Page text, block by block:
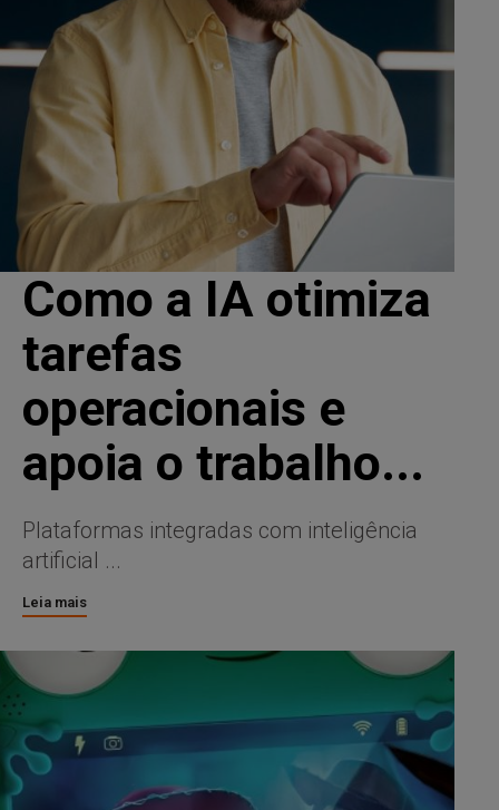
Como a IA otimiza
tarefas
operacionais e
apoia o trabalho...
Plataformas integradas com inteligência
artificial ...
Leia mais